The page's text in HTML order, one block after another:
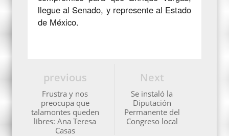
llegue al Senado, y represente al Estado
de México.
Next
Se instaló la
Diputación
Permanente del
Congreso local
previous
Frustra y nos
preocupa que
talamontes queden
libres: Ana Teresa
Casas